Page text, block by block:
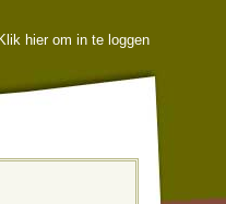
Klik hier om in te loggen